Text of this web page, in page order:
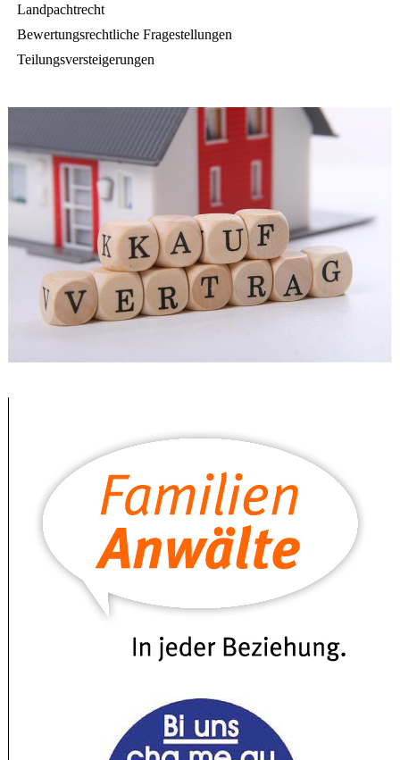
Landpachtrecht
Bewertungsrechtliche Fragestellungen
Teilungsversteigerungen